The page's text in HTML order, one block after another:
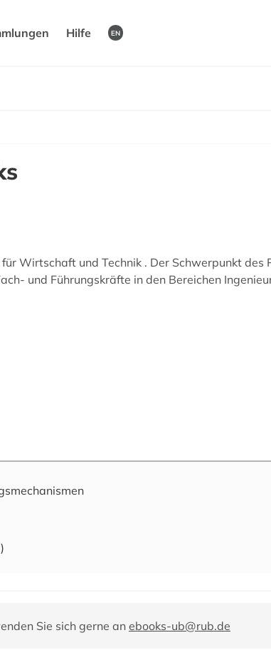
Hilfe EN
Wirtschaft und Technik . Der Schwerpunkt des
und Führungskräfte in den Bereichen
Sie sich gerne an ebooks-ub@rub.de